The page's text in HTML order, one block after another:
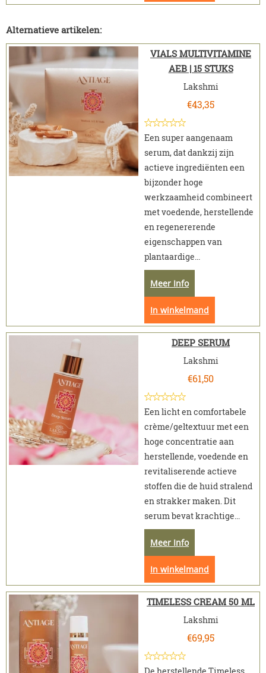
Alternatieve artikelen:
VIALS MULTIVITAMINE
AEB | 15 STUKS
Lakshmi
€43,35
Een super aangenaam
serum, dat dankzij zijn
actieve ingrediënten een
bijzonder hoge
werkzaamheid combineert
met voedende, herstellende
en regenererende
eigenschappen van
plantaardige...
Meer Info
In winkelmand
DEEP SERUM
Lakshmi
€61,50
Een licht en comfortabele
crème/geltextuur met een
hoge concentratie aan
herstellende, voedende en
revitaliserende actieve
stoffen die de huid stralend
en strakker maken. Dit
serum bevat krachtige...
Meer Info
In winkelmand
TIMELESS CREAM 50 ML
Lakshmi
€69,95